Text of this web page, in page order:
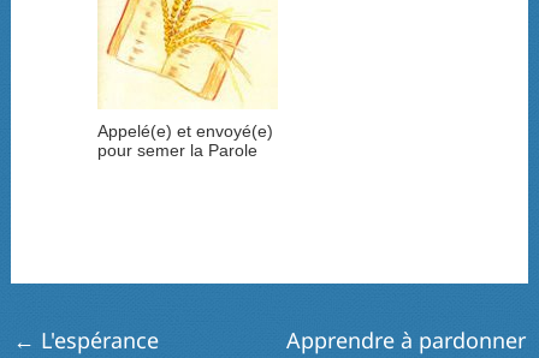
Appelé(e) et envoyé(e)
pour semer la Parole
← L'espérance Apprendre à pardonner